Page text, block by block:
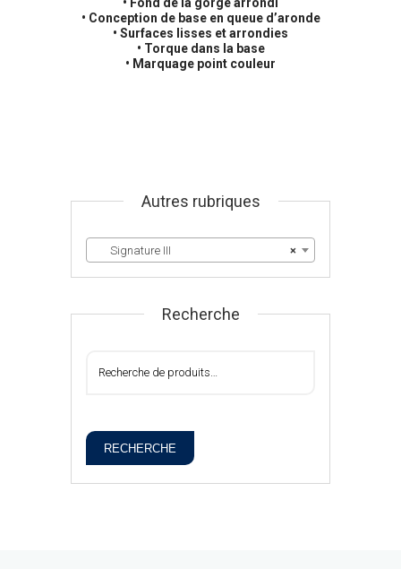
• Conception de base en queue d’aronde
• Surfaces lisses et arrondies
• Torque dans la base
• Marquage point couleur
Autres rubriques
×
Signature III
Recherche
RECHERCHE